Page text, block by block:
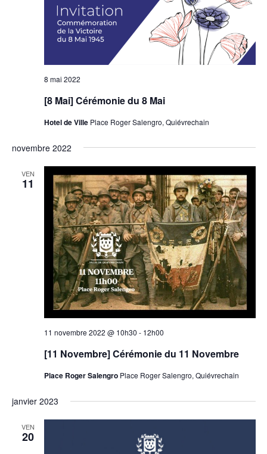
8 mai 2022
[8 Mai] Cérémonie du 8 Mai
Hotel de Ville Place Roger Salengro, Quiévrechain
novembre 2022
VEN
11
11 novembre 2022 @ 10h30 - 12h00
[11 Novembre] Cérémonie du 11 Novembre
Place Roger Salengro Place Roger Salengro, Quiévrechain
janvier 2023
VEN
20